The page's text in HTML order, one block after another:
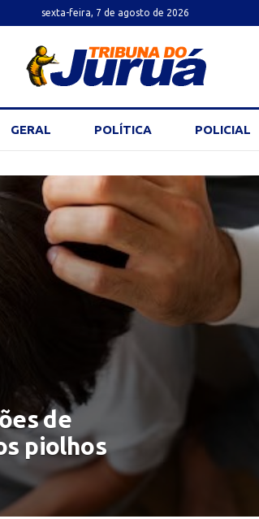
sexta-feira, 7 de agosto de 2026
GERAL POLÍTICA POLICIAL
de
piolhos